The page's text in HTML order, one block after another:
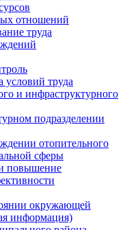
отношений
труда
условий труда
и инфраструктурного
подразделении
отопительного
сферы
повышение
окружающей
информация)